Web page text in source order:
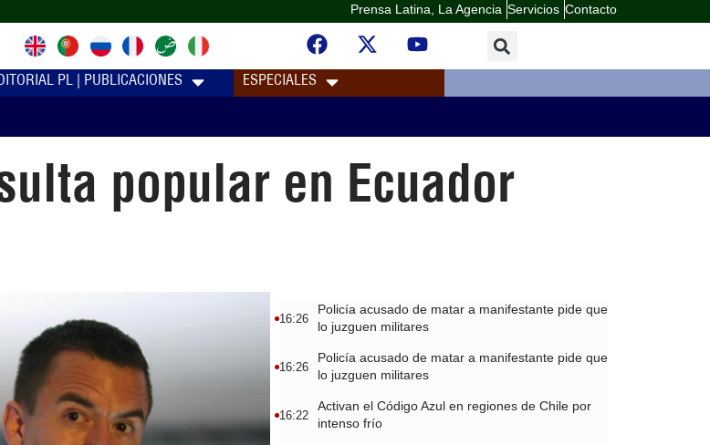
Prensa Latina, La Agencia Servicios Contacto
PL | PUBLICACIONES ESPECIALES
popular en Ecuador
16:26
Policía acusado de matar a manifestante pide que
lo juzguen militares
16:26
Policía acusado de matar a manifestante pide que
lo juzguen militares
16:22
Activan el Código Azul en regiones de Chile por
intenso frío